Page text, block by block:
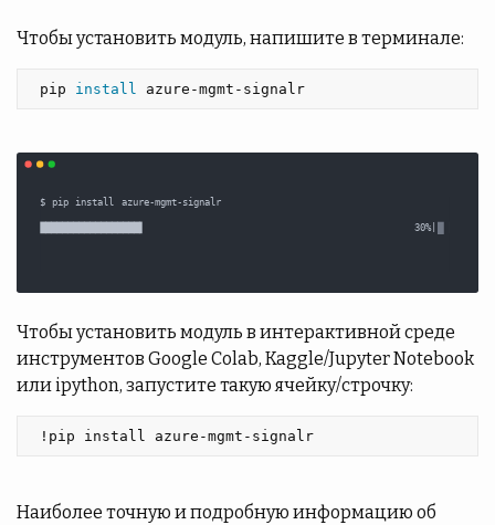
Чтобы установить модуль, напишите в терминале:
pip install azure-mgmt-signalr
Чтобы установить модуль в интерактивной среде
инструментов Google Colab, Kaggle/Jupyter Notebook
или ipython, запустите такую ячейку/строчку:
!pip install azure-mgmt-signalr
Наиболее точную и подробную информацию об